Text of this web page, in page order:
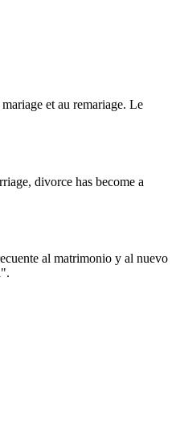
et au remariage. Le
divorce has become a
al matrimonio y al nuevo